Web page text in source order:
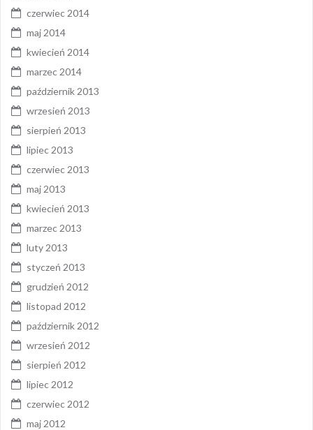
czerwiec 2014
maj 2014
kwiecień 2014
marzec 2014
październik 2013
wrzesień 2013
sierpień 2013
lipiec 2013
czerwiec 2013
maj 2013
kwiecień 2013
marzec 2013
luty 2013
styczeń 2013
grudzień 2012
listopad 2012
październik 2012
wrzesień 2012
sierpień 2012
lipiec 2012
czerwiec 2012
maj 2012